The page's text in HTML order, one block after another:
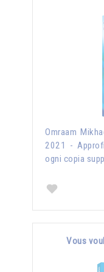
Omraam
2021 -
ogni copia
Vous